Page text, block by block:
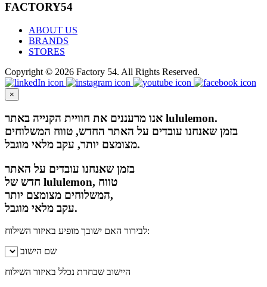
FACTORY54
ABOUT US
BRANDS
STORES
Copyright © 2026 Factory 54. All Rights Reserved.
×
אנו מרעננים את חוויית הקנייה באתר lululemon.
בזמן שאנחנו עובדים על האתר החדש, טווח המשלוחים
מצומצם יותר, עקב מלאי מוגבל.
בזמן שאנחנו עובדים על האתר
חדש של lululemon, טווח
המשלוחים מצומצם יותר,
עקב מלאי מוגבל.
לבירור האם ישובך מופיע באיזור השילוח:
שם הישוב
היישוב שבחרת נכלל באיזור השילוח